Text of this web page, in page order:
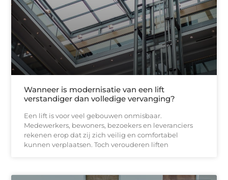
Wanneer is modernisatie van een lift
verstandiger dan volledige vervanging?
Een lift is voor veel gebouwen onmisbaar.
Medewerkers, bewoners, bezoekers en leveranciers
rekenen erop dat zij zich veilig en comfortabel
kunnen verplaatsen. Toch verouderen liften